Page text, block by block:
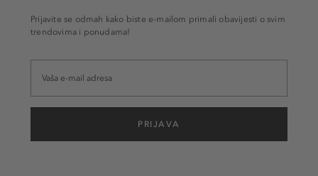
Prijavite se odmah kako biste e-mailom primali obavijesti o svim
trendovima i ponudama!
PRIJAVA